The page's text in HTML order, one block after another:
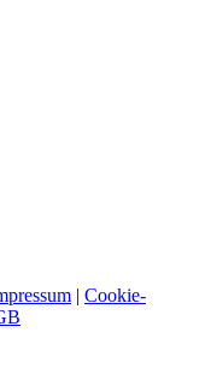
| Cookie-